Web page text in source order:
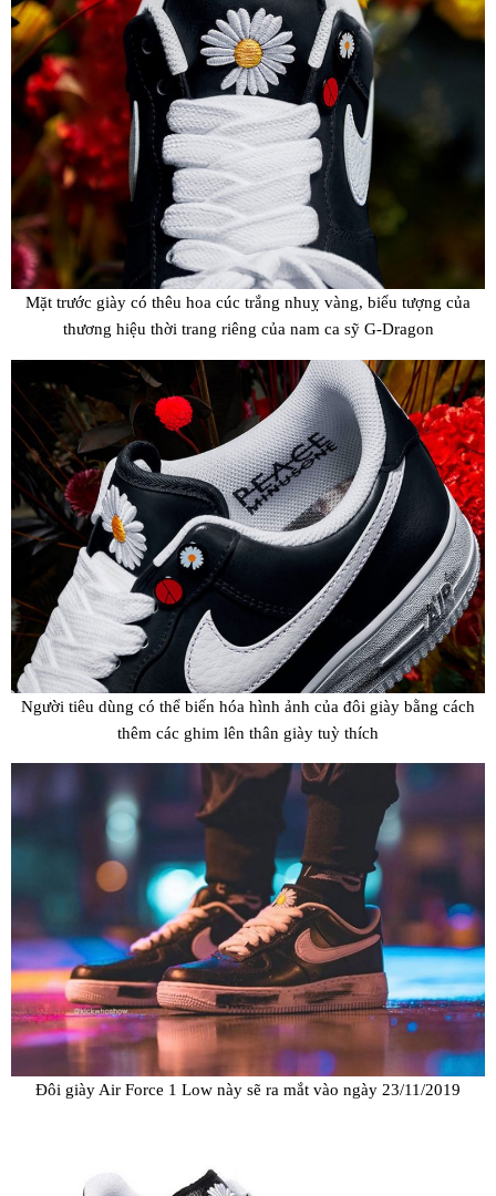
Mặt trước giày có thêu hoa cúc trắng nhuỵ vàng, biểu tượng của
thương hiệu thời trang riêng của nam ca sỹ G-Dragon
Người tiêu dùng có thể biến hóa hình ảnh của đôi giày bằng cách
thêm các ghim lên thân giày tuỳ thích
Đôi giày Air Force 1 Low này sẽ ra mắt vào ngày 23/11/2019